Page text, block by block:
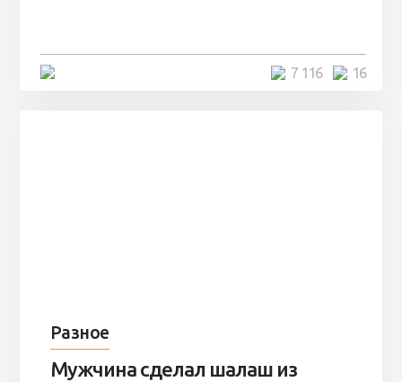
16
7 116
Разное
Мужчина сделал шалаш из